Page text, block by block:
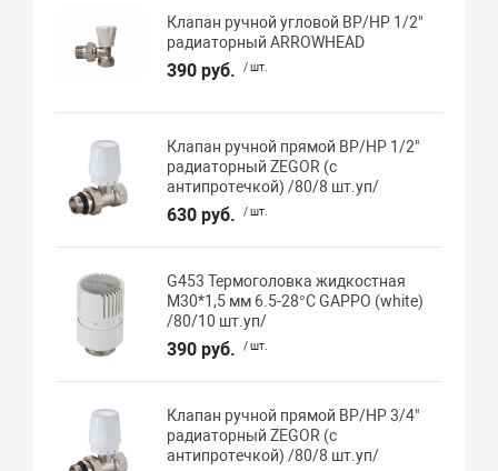
Клапан ручной угловой ВР/НР 1/2"
радиаторный ARROWHEAD
390 руб. / шт.
Клапан ручной прямой ВР/НР 1/2"
радиаторный ZEGOR (с
антипротечкой) /80/8 шт.уп/
630 руб. / шт.
G453 Термоголовка жидкостная
М30*1,5 мм 6.5-28°C GAPPO (white)
/80/10 шт.уп/
390 руб. / шт.
Клапан ручной прямой ВР/НР 3/4"
радиаторный ZEGOR (с
антипротечкой) /80/8 шт.уп/